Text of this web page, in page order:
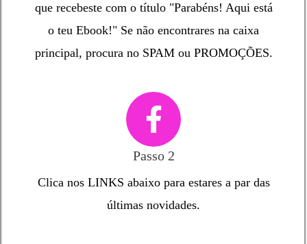
que recebeste com o título "Parabéns! Aqui está
o teu Ebook!" Se não encontrares na caixa
principal, procura no SPAM ou PROMOÇÕES.
Passo 2
Clica nos LINKS abaixo para estares a par das
últimas novidades.